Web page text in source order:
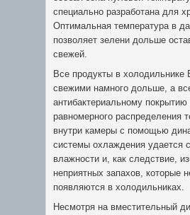
специально разработана для
Оптимальная температура в
позволяет зелени дольше
свежей.
Все продукты в холодильнике
свежими намного дольше, а
антибактериальному покрытию
равномерного распределения
внутри камеры с помощью
системы охлаждения удается
влажности и, как следствие,
неприятных запахов, которые
появляются в холодильниках.
Несмотря на вместительный